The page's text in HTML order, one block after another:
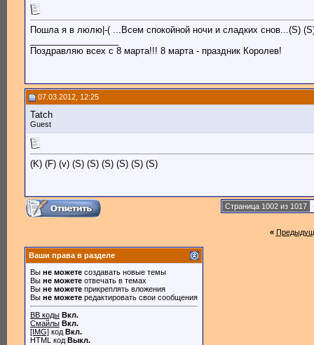
Пошла я в люлю|-( ...Всем спокойной ночи и сладких снов...(S)
Поздравляю всех с 8 марта!!! 8 марта - праздник Королев!
07.03.2012, 12:25
Tatch
Guest
(K) (F) (v) (S) (S) (S) (S) (S) (S)
Страница 1002 из 1017
«
Ваши права в разделе
Вы не можете создавать новые темы
Вы не можете отвечать в темах
Вы не можете прикреплять вложения
Вы не можете редактировать свои сообщения
BB коды Вкл.
Смайлы Вкл.
[IMG] код Вкл.
HTML код Выкл.